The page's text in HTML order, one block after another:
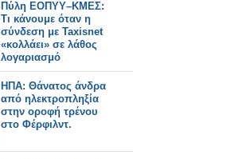
Πύλη ΕΟΠΥΥ–ΚΜΕΣ:
Τι κάνουμε όταν η
σύνδεση με Taxisnet
«κολλάει» σε λάθος
λογαριασμό
ΗΠΑ: Θάνατος άνδρα
από ηλεκτροπληξία
στην οροφή τρένου
στο Φέρφιλντ.